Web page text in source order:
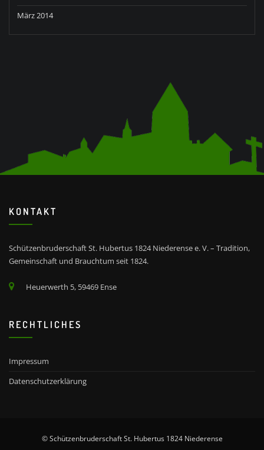
März 2014
KONTAKT
Schützenbruderschaft St. Hubertus 1824 Niederense e. V. – Tradition,
Gemeinschaft und Brauchtum seit 1824.
Heuerwerth 5, 59469 Ense
RECHTLICHES
Impressum
Datenschutzerklärung
© Schützenbruderschaft St. Hubertus 1824 Niederense